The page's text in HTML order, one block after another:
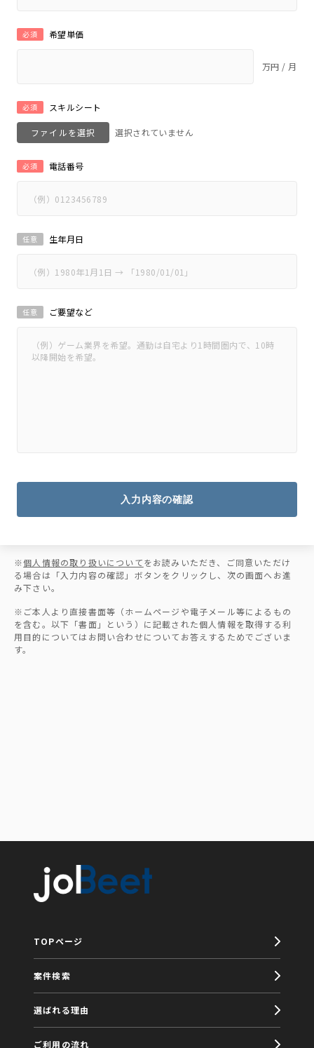
希望単価
必須
万円 / 月
スキルシート
必須
ファイルを選択
電話番号
必須
生年月日
任意
ご要望など
任意
入力内容の確認
※個人情報の取り扱いについてをお読みいただき、ご同意いただけ
る場合は「入力内容の確認」ボタンをクリックし、次の画面へお進
み下さい。
※ご本人より直接書面等（ホームページや電子メール等によるもの
を含む。以下「書面」という）に記載された個人情報を取得する利
用目的についてはお問い合わせについてお答えするためでございま
す。
TOPページ
案件検索
選ばれる理由
ご利用の流れ